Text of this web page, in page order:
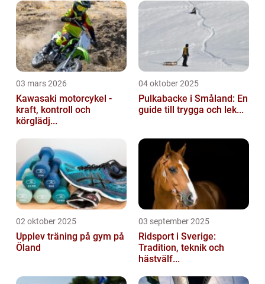
03 mars 2026
Kawasaki motorcykel -
kraft, kontroll och
körglädj...
04 oktober 2025
Pulkabacke i Småland: En
guide till trygga och lek...
02 oktober 2025
Upplev träning på gym på
Öland
03 september 2025
Ridsport i Sverige:
Tradition, teknik och
hästvälf...